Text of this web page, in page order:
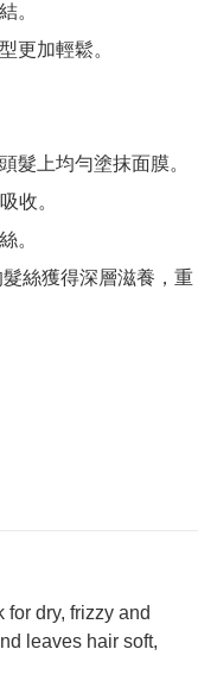
。
更加輕鬆。
髮上均勻塗抹面膜。
收。
。
絲獲得深層滋養，重
dry, frizzy and
leaves hair soft,